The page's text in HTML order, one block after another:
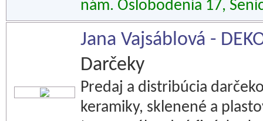
nám. Oslobodenia 17,
Jana Vajsáblová -
Darčeky
Predaj a distribúcia
keramiky, sklenené a